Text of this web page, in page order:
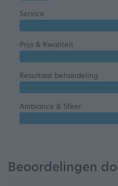
Service
Prijs & Kwaliteit
Resultaat behandeling
Ambiance & Sfeer
Beoordelingen